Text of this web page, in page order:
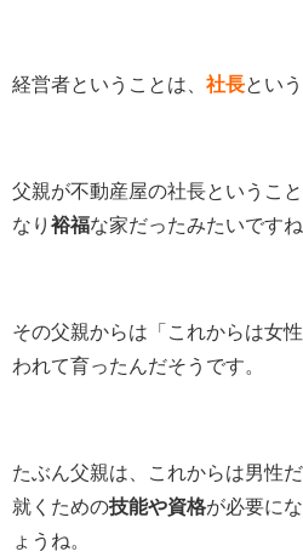
経営者ということは、 社長とい
父親が不動産屋の社長というこ
なり 裕福な家だったみたいですね
その父親からは「これからは女
われて育ったんだそうです。
たぶん父親は、これからは男性
就くための技能や資格が必要に
ょうね。